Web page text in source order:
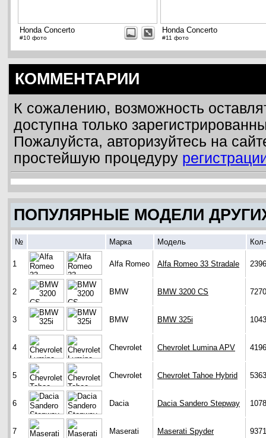
Honda Concerto
#10 фото
Honda Concerto
#11 фото
КОММЕНТАРИИ
К сожалению, возможность
доступна только
Пожалуйста, авторизуйтесь на
простейшую процедуру
ПОПУЛЯРНЫЕ МОДЕЛИ
№ Марка Модель
1 Alfa Romeo Alfa Romeo 33 Stradale
2 BMW BMW 3200 CS
3 BMW BMW 325i
4 Chevrolet Chevrolet Lumina APV
5 Chevrolet Chevrolet Tahoe Hybrid
6 Dacia Dacia Sandero Stepway
7 Maserati Maserati Spyder